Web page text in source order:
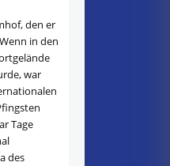
den er
in den
war
Tage
des